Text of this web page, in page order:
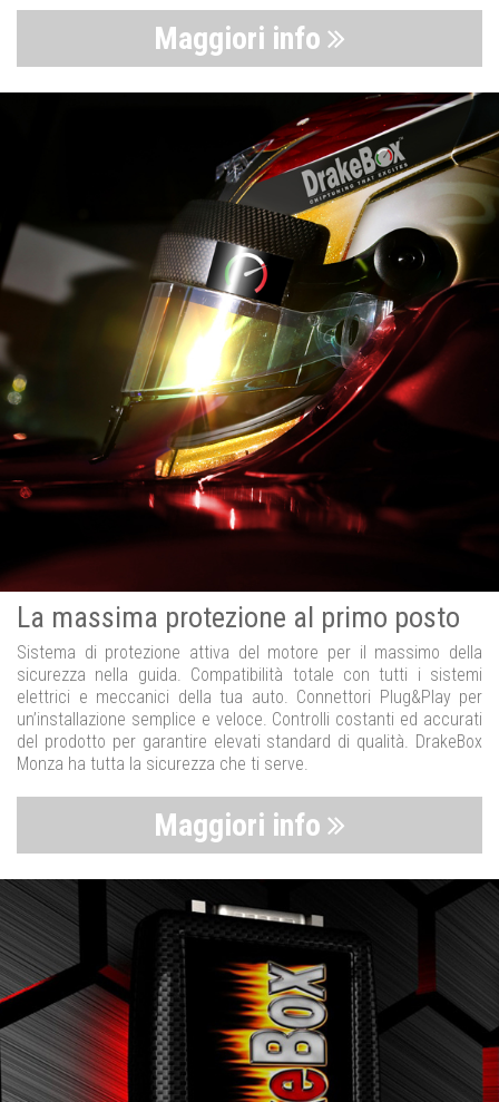
Maggiori info
La massima protezione al primo posto
Sistema di protezione attiva del motore per il massimo della
sicurezza nella guida. Compatibilità totale con tutti i sistemi
elettrici e meccanici della tua auto. Connettori Plug&Play per
un’installazione semplice e veloce. Controlli costanti ed accurati
del prodotto per garantire elevati standard di qualità. DrakeBox
Monza ha tutta la sicurezza che ti serve.
Maggiori info